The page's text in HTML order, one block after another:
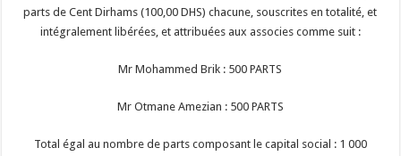
parts de Cent Dirhams (100,00 DHS) chacune, souscrites en totalité, et
intégralement libérées, et attribuées aux associes comme suit :
Mr Mohammed Brik : 500 PARTS
Mr Otmane Amezian : 500 PARTS
Total égal au nombre de parts composant le capital social : 1 000